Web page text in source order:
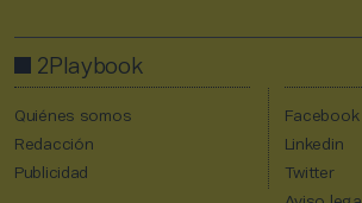
2Playbook
Quiénes somos
Redacción
Publicidad
Facebook
Linkedin
Twitter